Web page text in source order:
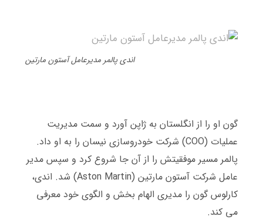
اندی پالمر مدیرعامل آستون مارتین
گون او را از انگلستان به ژاپن آورد و سمت مدیریت
عملیات (COO) شرکت خودروسازی نیسان را به او داد.
پالمر مسیر موفقیتش را از آن جا شروع کرد و سپس مدیر
عامل شرکت آستون مارتین(Aston Martin) شد. اندی،
کارلوس گون را مدیری الهام بخش و الگوی خود معرفی
می کند.